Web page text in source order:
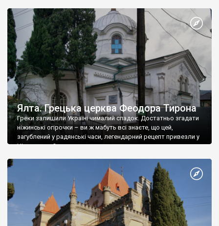
Ялта. Грецька церква Феодора Тирона
Греки залишили Україні чималий спадок. Достатньо згадати
ніжинські огірочки – ви ж мабуть всі знаєте, що цей,
загублений у радянські часи, легендарний рецепт привезли у
Ніжин греки?